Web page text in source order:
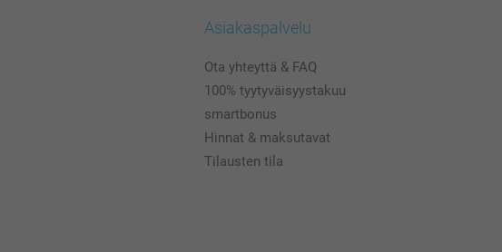
Asiakaspalvelu
Ota yhteyttä & FAQ
100% tyytyväisyystakuu
smartbonus
Hinnat & maksutavat
Tilausten tila